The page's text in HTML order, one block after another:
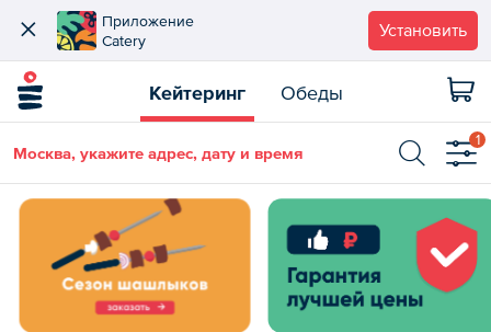
Приложение
Catery
Установить
Кейтеринг Обеды
Москва, укажите адрес, дату и время
1